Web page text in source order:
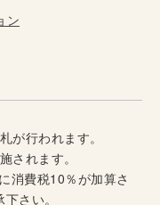
ン
が行われます。
されます。
消費税10％が加算さ
さい。